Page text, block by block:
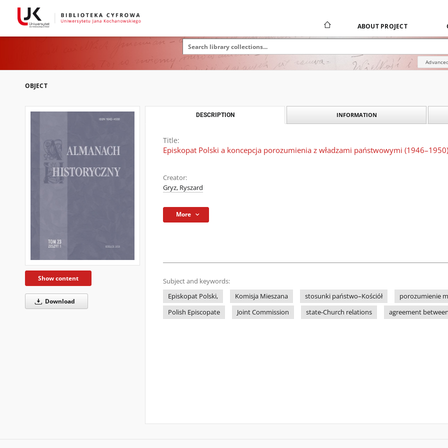
ABOUT PROJECT
OBJECT
Show content
Download
DESCRIPTION INFORMATION
Title:
Episkopat Polski a koncepcja porozumienia z władzami państwowymi (1946–1950)
Creator:
Gryz, Ryszard
More
Subject and keywords:
Episkopat Polski,
Komisja Mieszana stosunki państwo–Kościół
porozumienie
Polish Episcopate
Joint Commission state-Church relations agreement